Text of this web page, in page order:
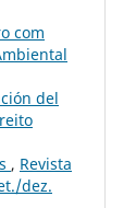
com
del
, Revista
dez.